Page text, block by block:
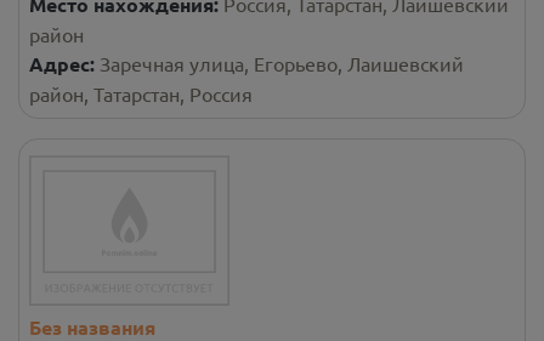
район
Адрес: Заречная улица, Егорьево, Лаишевский
район, Татарстан, Россия
Без названия